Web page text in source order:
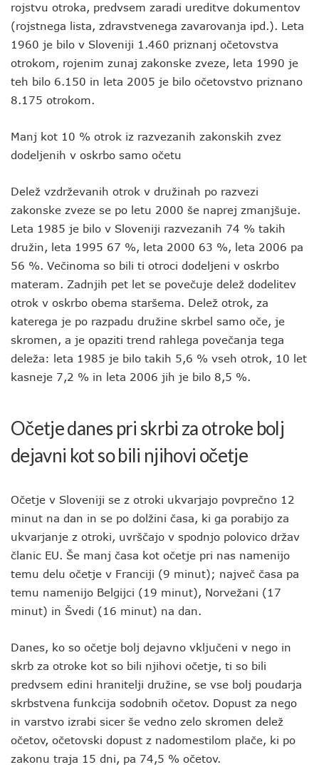
rojstvu otroka, predvsem zaradi ureditve dokumentov
(rojstnega lista, zdravstvenega zavarovanja ipd.). Leta
1960 je bilo v Sloveniji 1.460 priznanj očetovstva
otrokom, rojenim zunaj zakonske zveze, leta 1990 je
teh bilo 6.150 in leta 2005 je bilo očetovstvo priznano
8.175 otrokom.
Manj kot 10 % otrok iz razvezanih zakonskih zvez
dodeljenih v oskrbo samo očetu
Delež vzdrževanih otrok v družinah po razvezi
zakonske zveze se po letu 2000 še naprej zmanjšuje.
Leta 1985 je bilo v Sloveniji razvezanih 74 % takih
družin, leta 1995 67 %, leta 2000 63 %, leta 2006 pa
56 %. Večinoma so bili ti otroci dodeljeni v oskrbo
materam. Zadnjih pet let se povečuje delež dodelitev
otrok v oskrbo obema staršema. Delež otrok, za
katerega je po razpadu družine skrbel samo oče, je
skromen, a je opaziti trend rahlega povečanja tega
deleža: leta 1985 je bilo takih 5,6 % vseh otrok, 10 let
kasneje 7,2 % in leta 2006 jih je bilo 8,5 %.
Očetje danes pri skrbi za otroke bolj
dejavni kot so bili njihovi očetje
Očetje v Sloveniji se z otroki ukvarjajo povprečno 12
minut na dan in se po dolžini časa, ki ga porabijo za
ukvarjanje z otroki, uvrščajo v spodnjo polovico držav
članic EU. Še manj časa kot očetje pri nas namenijo
temu delu očetje v Franciji (9 minut); največ časa pa
temu namenijo Belgijci (19 minut), Norvežani (17
minut) in Švedi (16 minut) na dan.
Danes, ko so očetje bolj dejavno vključeni v nego in
skrb za otroke kot so bili njihovi očetje, ti so bili
predvsem edini hranitelji družine, se vse bolj poudarja
skrbstvena funkcija sodobnih očetov. Dopust za nego
in varstvo izrabi sicer še vedno zelo skromen delež
očetov, očetovski dopust z nadomestilom plače, ki po
zakonu traja 15 dni, pa 74,5 % očetov.